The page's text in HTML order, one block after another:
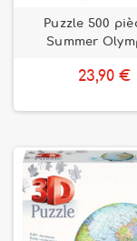
Puzzle 500
Summer
23,90 €